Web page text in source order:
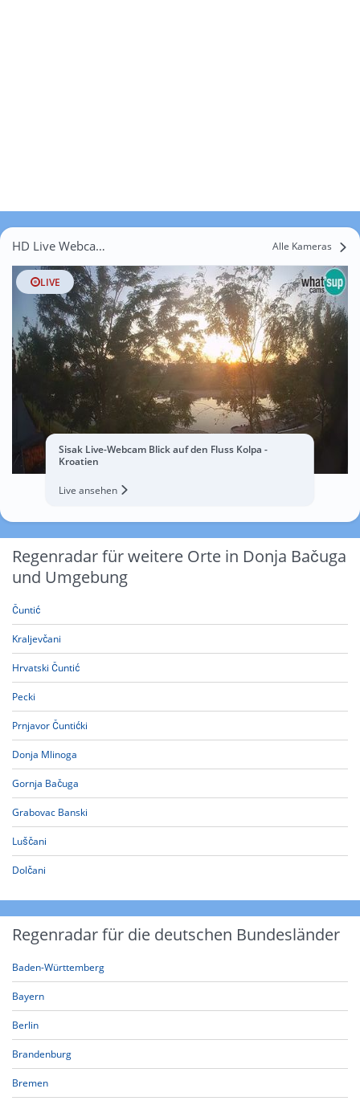
HD Live Webcams Donja Bačuga Alle Kameras
LIVE
Sisak Live-Webcam Blick auf den Fluss Kolpa -
Kroatien
Live ansehen
Regenradar für weitere Orte in Donja Bačuga
und Umgebung
Čuntić
Kraljevčani
Hrvatski Čuntić
Pecki
Prnjavor Čuntićki
Donja Mlinoga
Gornja Bačuga
Grabovac Banski
Luščani
Dolčani
Regenradar für die deutschen Bundesländer
Baden-Württemberg
Bayern
Berlin
Brandenburg
Bremen